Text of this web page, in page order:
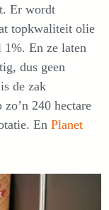
Er wordt
topkwaliteit olie
En ze laten
dus geen
de zak
240 hectare
En Planet